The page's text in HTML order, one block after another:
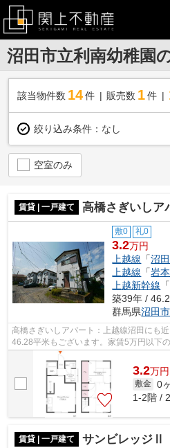
沼田市立利南幼稚園
該当物件数 14件 販売数 1 件
絞り込み条件： なし
空室のみ
賃貸 | 一戸建て 高橋さぎいしア
敷0 礼0
3.2万円
上越線 「沼田
上越線 「岩本
上越新幹線 「
築39年 /
群馬県沼田市
高橋さぎいしアパート：上越線沼田にも
46.28平米もございます。家賃5万円以下
歩15分に立地しています。これから始まる
3.2万円
敷金 0
1-2階 /
賃貸 | 一戸建て サンビレッジⅡ